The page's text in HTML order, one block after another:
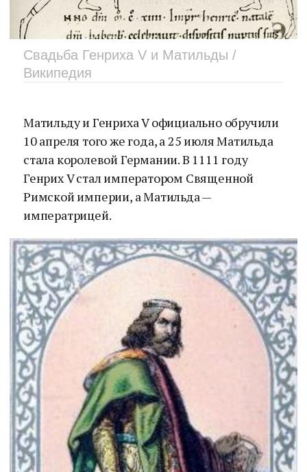
Свадьба Генриха V и Матильды /
Википедия
Матильду и Генриха V официально обручили
10 апреля того же года, а 25 июля Матильда
стала королевой Германии. В 1111 году
Генрих V стал императором Священной
Римской империи, а Матильда —
императрицей.